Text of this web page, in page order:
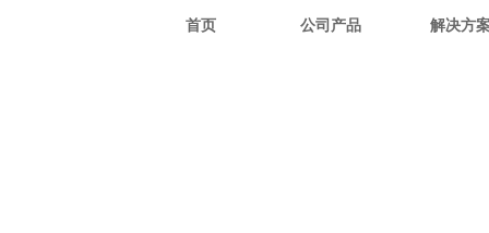
首页 公司产品 解决方